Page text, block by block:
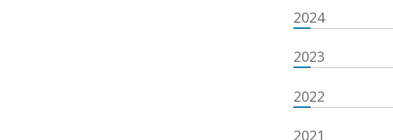
2024
2023
2022
2021